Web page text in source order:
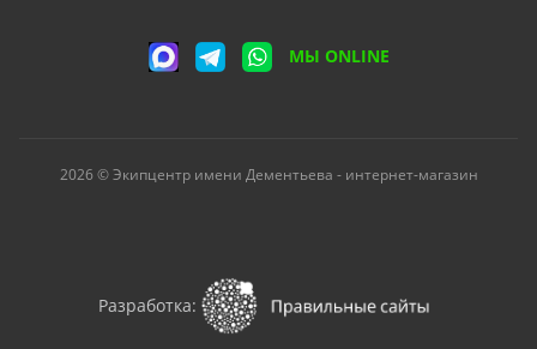
МЫ ONLINE
2026 © Экипцентр имени Дементьева - интернет-магазин
Разработка: